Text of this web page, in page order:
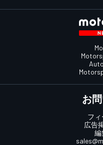
お
フ
広告
編